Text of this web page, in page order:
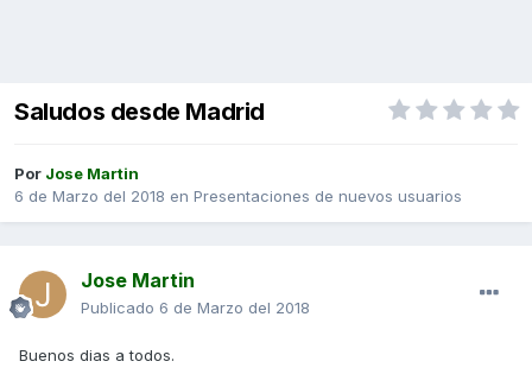
Saludos desde Madrid
Por Jose Martin
6 de Marzo del 2018 en Presentaciones de nuevos usuarios
Jose Martin
Publicado 6 de Marzo del 2018
Buenos dias a todos.